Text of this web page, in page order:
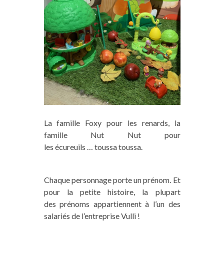
La famille Foxy pour les renards, la
famille Nut Nut pour
les écureuils … toussa toussa.
Chaque personnage porte un prénom. Et
pour la petite histoire, la plupart
des prénoms appartiennent à l’un des
salariés de l’entreprise Vulli !